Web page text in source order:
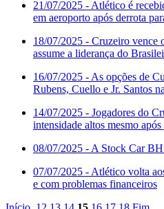
21/07/2025 - Atlético é
em aeroporto após derrota
18/07/2025 - Cruzeiro vence
assume a liderança do
16/07/2025 - As opções de
Rubens, Cuello e Jr. Santos
14/07/2025 - Jogadores do
intensidade altos mesmo após
08/07/2025 - A Stock Car
07/07/2025 - Atlético volta
e com problemas financeiros